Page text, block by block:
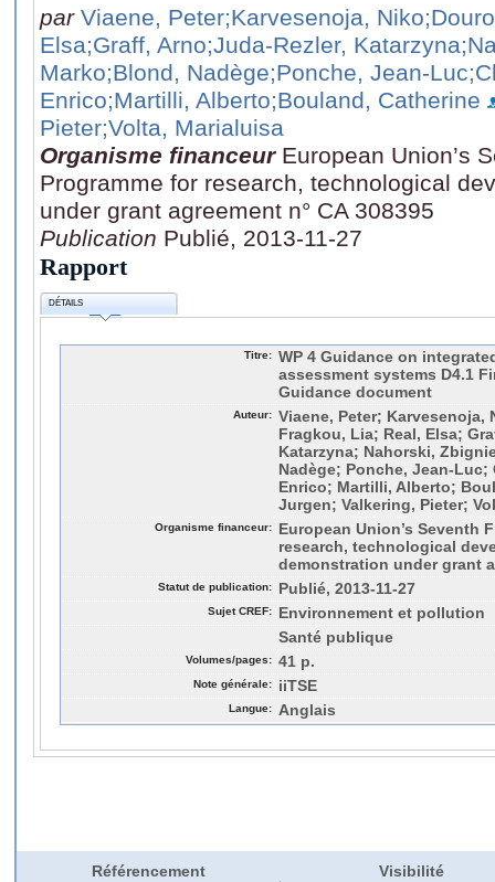
par Viaene, Peter;Karvesenoja, Niko
Elsa;Graff, Arno;Juda-Rezler, Katarzyna
Marko;Blond, Nadège;Ponche, Jean-Luc
Enrico;Martilli, Alberto;Bouland, Catherine
Pieter;Volta, Marialuisa
Organisme financeur European Union’s
Programme for research, technological
under grant agreement n° CA 308395
Publication Publié, 2013-11-27
Rapport
DÉTAILS
Titre: WP 4 Guidance on
assessment systems D4.1
Guidance document
Auteur: Viaene, Peter; Karvesenoja,
Fragkou, Lia; Real, Elsa;
Katarzyna; Nahorski,
Nadège; Ponche, Jean-
Enrico; Martilli, Alberto;
Jurgen; Valkering, Pieter;
Organisme financeur:
European Union’s Seventh
research, technological
demonstration under grant
Statut de publication: Publié, 2013-11-27
Sujet CREF:
Environnement et pollution
Santé publique
Volumes/pages: 41 p.
Note générale: iiTSE
Langue: Anglais
Référencement Visibilité